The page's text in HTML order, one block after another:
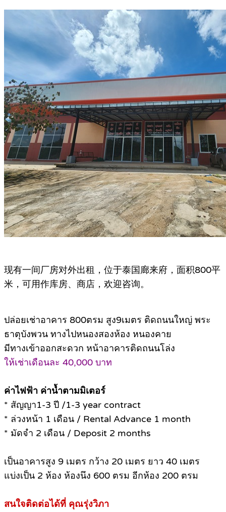
现有一间厂房对外出租，位于泰国廊来府，面积800平
米，可用作库房、商店，欢迎咨询。
ปล่อยเช่าอาคาร 800ตรม สูง9เมตร ติดถนนใหญ่ พระ
ธาตุบังพวน ทางไปหนองสองห้อง หนองคาย
มีทางเข้าออกสะดวก หน้าอาคารติดถนนโล่ง
ให้เช่าเดือนละ 40,000 บาท
ค่าไฟฟ้า ค่าน้ำตามมิเตอร์
* สัญญา1-3 ปี /1-3 year contract
* ล่วงหน้า 1 เดือน / Rental Advance 1 month
* มัดจำ 2 เดือน / Deposit 2 months
เป็นอาคารสูง 9 เมตร กว้าง 20 เมตร ยาว 40 เมตร
แบ่งเป็น 2 ห้อง ห้องนึง 600 ตรม อีกห้อง 200 ตรม
สนใจติดต่อได้ที่ คุณรุ่งวิภา